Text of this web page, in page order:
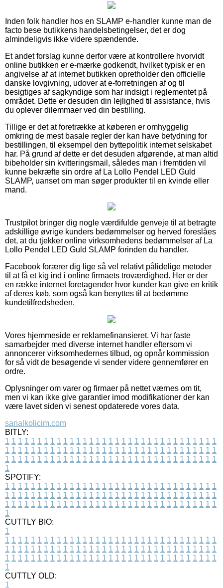
Inden folk handler hos en SLAMP e-handler kunne man de
facto bese butikkens handelsbetingelser, det er dog
almindeligvis ikke videre spændende.
Et andet forslag kunne derfor være at kontrollere hvorvidt
online butikken er e-mærke godkendt, hvilket typisk er en
angivelse af at internet butikken opretholder den officielle
danske lovgivning, udover at e-forretningen af og til
besigtiges af sagkyndige som har indsigt i reglementet på
området. Dette er desuden din lejlighed til assistance, hvis
du oplever dilemmaer ved din bestilling.
Tillige er det at foretrække at køberen er omhyggelig
omkring de mest basale regler der kan have betydning for
bestillingen, til eksempel den byttepolitik internet selskabet
har. På grund af dette er det desuden afgørende, at man altid
bibeholder sin kvitteringsmail, således man i fremtiden vil
kunne bekræfte sin ordre af La Lollo Pendel LED Guld
SLAMP, uanset om man søger produkter til en kvinde eller
mand.
Trustpilot bringer dig nogle værdifulde genveje til at betragte
adskillige øvrige kunders bedømmelser og herved foreslåes
det, at du tjekker online virksomhedens bedømmelser af La
Lollo Pendel LED Guld SLAMP forinden du handler.
Facebook forærer dig lige så vel relativt pålidelige metoder
til at få et kig ind i online firmaets troværdighed. Her er der
en række internet foretagender hvor kunder kan give en kritik
af deres køb, som også kan benyttes til at bedømme
kundetilfredsheden.
Vores hjemmeside er reklamefinansieret. Vi har faste
samarbejder med diverse internet handler eftersom vi
annoncerer virksomhedernes tilbud, og opnår kommission
for så vidt de besøgende vi sender videre gennemfører en
ordre.
Oplysninger om varer og firmaer på nettet værnes om tit,
men vi kan ikke give garantier imod modifikationer der kan
være lavet siden vi senest opdaterede vores data.
sanalkolicim.com
BITLY:
1 1 1 1 1 1 1 1 1 1 1 1 1 1 1 1 1 1 1 1 1 1 1 1 1 1 1 1 1 1 1 1 1
1 1 1 1 1 1 1 1 1 1 1 1 1 1 1 1 1 1 1 1 1 1 1 1 1 1 1 1 1 1 1 1 1
1 1 1 1 1 1 1 1 1 1 1 1 1 1 1 1 1 1 1 1 1 1 1 1 1 1 1 1 1 1 1 1 1
1
SPOTIFY:
1 1 1 1 1 1 1 1 1 1 1 1 1 1 1 1 1 1 1 1 1 1 1 1 1 1 1 1 1 1 1 1 1
1 1 1 1 1 1 1 1 1 1 1 1 1 1 1 1 1 1 1 1 1 1 1 1 1 1 1 1 1 1 1 1 1
1 1 1 1 1 1 1 1 1 1 1 1 1 1 1 1 1 1 1 1 1 1 1 1 1 1 1 1 1 1 1 1 1
1
CUTTLY BIO:
1
1 1 1 1 1 1 1 1 1 1 1 1 1 1 1 1 1 1 1 1 1 1 1 1 1 1 1 1 1 1 1 1 1
1 1 1 1 1 1 1 1 1 1 1 1 1 1 1 1 1 1 1 1 1 1 1 1 1 1 1 1 1 1 1 1 1
1 1 1 1 1 1 1 1 1 1 1 1 1 1 1 1 1 1 1 1 1 1 1 1 1 1 1 1 1 1 1 1 1
1
CUTTLY OLD:
1